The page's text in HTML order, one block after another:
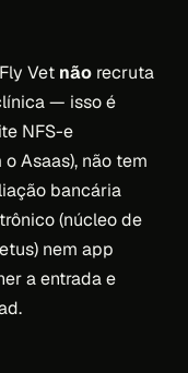
Vet não recruta
— isso é
NFS-e
Asaas), não tem
bancária
(núcleo de
nem app
a entrada e